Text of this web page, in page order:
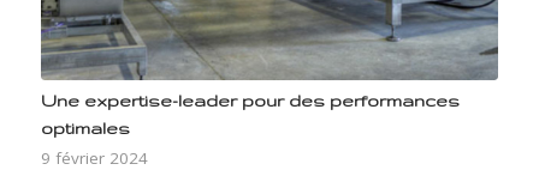
Une expertise-leader pour des performances
optimales
9 février 2024